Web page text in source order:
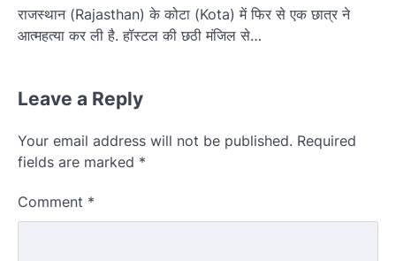
राजस्थान (Rajasthan) के कोटा (Kota) में फिर से एक छात्र ने
आत्महत्या कर ली है. हॉस्टल की छठी मंजिल से…
Leave a Reply
Your email address will not be published. Required
fields are marked *
Comment *